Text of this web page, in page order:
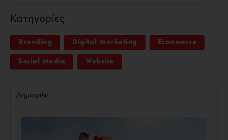
Κατηγορίες
Branding Digital Marketing Ecommerce
Social Media Website
Δημοφιλή